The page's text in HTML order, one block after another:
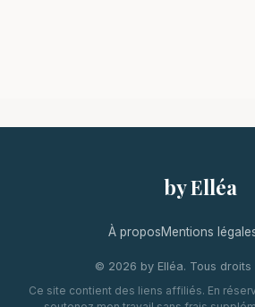
by Elléa
À proposMentions
© 2026 by Elléa. Tous droits
Ce site contient des liens affiliés. En